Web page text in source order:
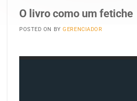
O livro como um fetiche
POSTED ON BYGERENCIADOR